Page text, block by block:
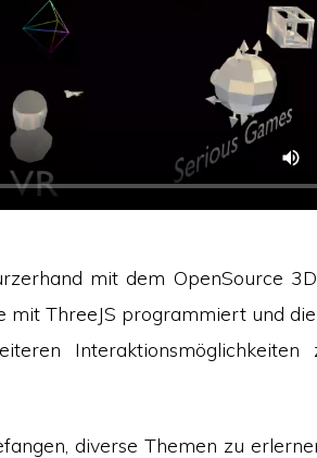
mit dem OpenSource
mit ThreeJS programmiert und
Interaktionsmöglichkeiten
diverse Themen zu